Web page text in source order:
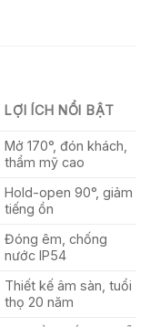
LỢI ÍCH NỔI BẬT
Mở 170°, đón khách,
thẩm mỹ cao
Hold-open 90°, giảm
tiếng ồn
Đóng êm, chống
nước IP54
Thiết kế âm sàn, tuổi
thọ 20 năm